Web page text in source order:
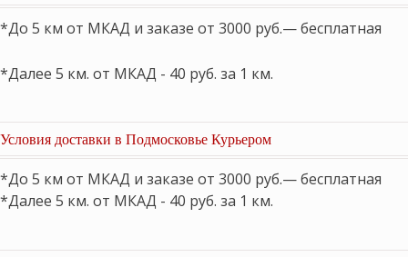
*До 5 км от МКАД и заказе от 3000 руб.— бесплатная
*Далее 5 км. от МКАД - 40 руб. за 1 км.
Условия доставки в Подмосковье Курьером
*До 5 км от МКАД и заказе от 3000 руб.— бесплатная
*Далее 5 км. от МКАД - 40 руб. за 1 км.